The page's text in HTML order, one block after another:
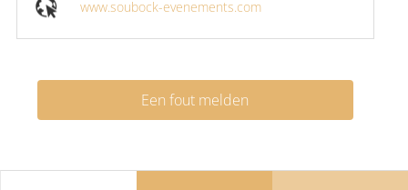
www.soubock-evenements.com
Een fout melden